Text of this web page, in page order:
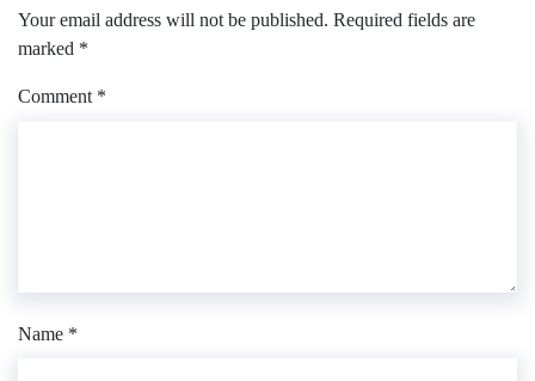
Your email address will not be published. Required fields are
marked *
Comment *
Name *